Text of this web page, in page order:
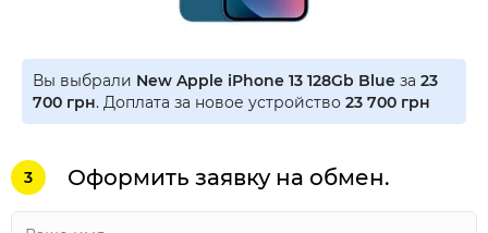
Вы выбрали New Apple iPhone 13 128Gb Blue за 23
700 грн. Доплата за новое устройство 23 700 грн
3 Оформить заявку на обмен.